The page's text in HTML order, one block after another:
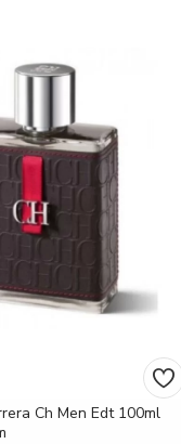
Ch Men Edt 100ml